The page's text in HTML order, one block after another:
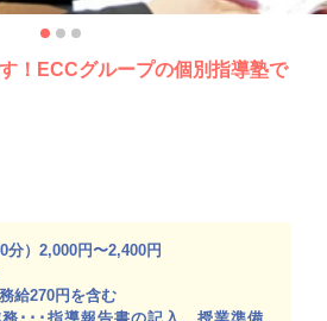
！ECCグループの個別指導塾で
分）2,000円〜2,400円
給270円を含む